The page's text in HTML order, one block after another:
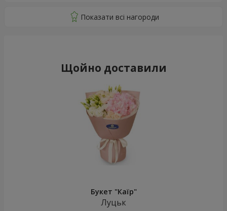
Щойно доставили
Букет "Каїр"
Луцьк